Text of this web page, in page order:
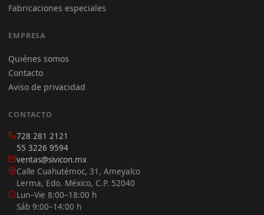
Fabricaciones especiales
EMPRESA
Quiénes somos
Contacto
Aviso de privacidad
CONTACTO
728 281 2121
55 3226 9594
ventas@sivicon.mx
Calle Cuahutémoc, 31, Ameyalco
Lerma, Edo. México, C.P. 52040
Lun–Vie 8:00–18:00 h
Sáb 9:00–14:00 h